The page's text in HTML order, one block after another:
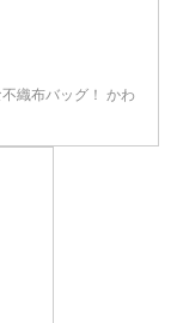
織布バッグ！ かわ